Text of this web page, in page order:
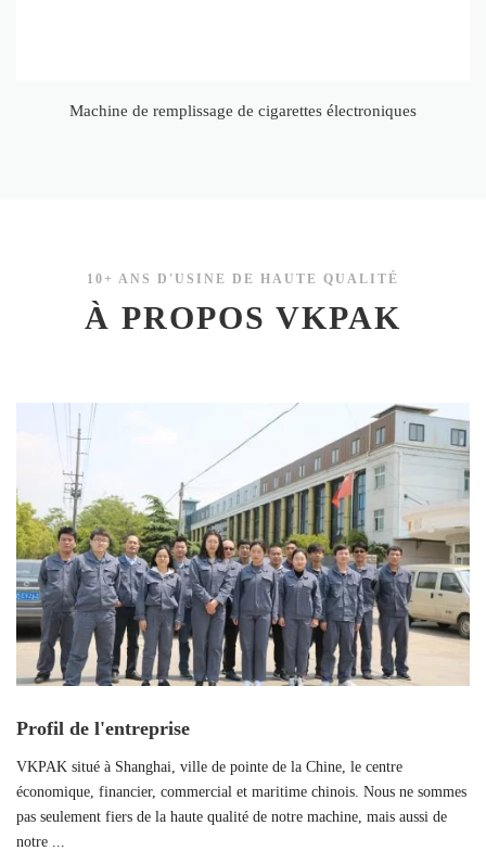
Machine de remplissage de cigarettes électroniques
10+ ANS D'USINE DE HAUTE QUALITÉ
À PROPOS VKPAK
Profil de l'entreprise
VKPAK situé à Shanghai, ville de pointe de la Chine, le centre
économique, financier, commercial et maritime chinois. Nous ne sommes
pas seulement fiers de la haute qualité de notre machine, mais aussi de
notre ...